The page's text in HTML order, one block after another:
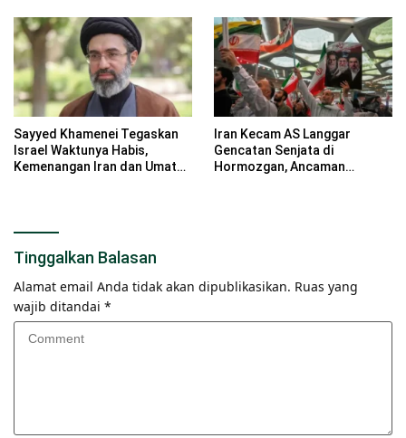
Sayyed Khamenei Tegaskan
Israel Waktunya Habis,
Kemenangan Iran dan Umat
Iran Kecam AS Langgar
Gencatan Senjata di
Hormozgan, Ancaman
Tinggalkan Balasan
Alamat email Anda tidak akan dipublikasikan. Ruas yang
wajib ditandai *